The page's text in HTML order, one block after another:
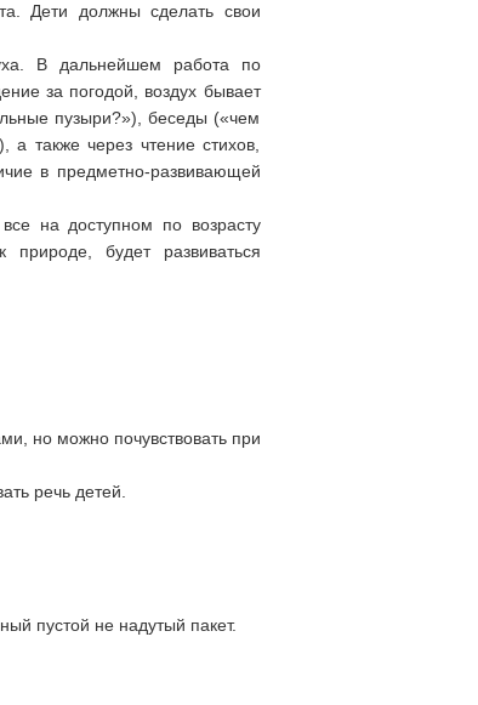
Дети должны сделать свои
В дальнейшем работа по
за погодой, воздух бывает
пузыри?»), беседы («чем
также через чтение стихов,
в предметно-развивающей
на доступном по возрасту
будет развиваться
но можно почувствовать при
речь детей.
пустой не надутый пакет.